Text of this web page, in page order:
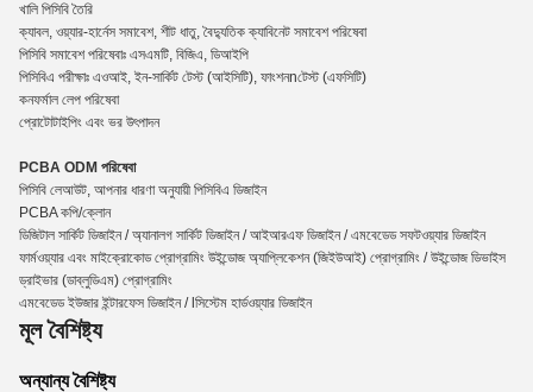
খালি পিসিবি তৈরি
ক্যাবল, ওয়্যার-হার্নেস সমাবেশ, শীট ধাতু, বৈদ্যুতিক ক্যাবিনেট সমাবেশ পরিষেবা
পিসিবি সমাবেশ পরিষেবাঃ এসএমটি, বিজিএ, ডিআইপি
পিসিবিএ পরীক্ষাঃ এওআই, ইন-সার্কিট টেস্ট (আইসিটি), ফাংশনnটেস্ট (এফসিটি)
কনফর্মাল লেপ পরিষেবা
প্রোটোটাইপিং এবং ভর উৎপাদন
PCBA ODM পরিষেবা
পিসিবি লেআউট, আপনার ধারণা অনুযায়ী পিসিবিএ ডিজাইন
PCBA কপি/ক্লোন
ডিজিটাল সার্কিট ডিজাইন / অ্যানালগ সার্কিট ডিজাইন / আইআরএফ ডিজাইন / এমবেডেড সফটওয়্যার ডিজাইন
ফার্মওয়্যার এবং মাইক্রোকোড প্রোগ্রামিং উইন্ডোজ অ্যাপ্লিকেশন (জিইউআই) প্রোগ্রামিং / উইন্ডোজ ডিভাইস
ড্রাইভার (ডাব্লুডিএম) প্রোগ্রামিং
এমবেডেড ইউজার ইন্টারফেস ডিজাইন / lসিস্টেম হার্ডওয়্যার ডিজাইন
মূল বৈশিষ্ট্য
অন্যান্য বৈশিষ্ট্য